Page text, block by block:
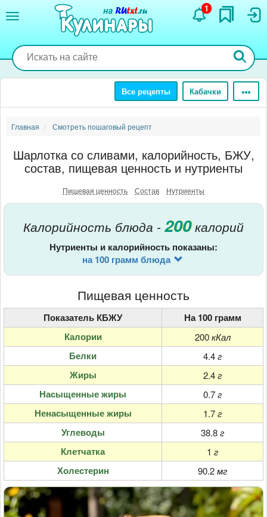
содержанию
1
Все рецепты Кабачки
Главная Смотреть пошаговый рецепт
Шарлотка со сливами, калорийность, БЖУ,
состав, пищевая ценность и нутриенты
Пищевая ценность Состав Нутриенты
Калорийность блюда -200 калорий
Нутриенты и калорийность показаны:
на 100 грамм блюда
Пищевая ценность
Показатель КБЖУ
На 100 грамм
Калории
200 кКал
Белки 4.4г
Жиры 2.4г
Насыщенные жиры 0.7г
Ненасыщенные жиры 1.7г
Углеводы 38.8г
Клетчатка 1 г
Холестерин 90.2мг